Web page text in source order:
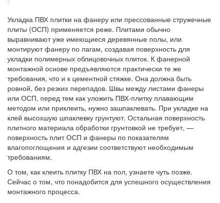
Укладка ПВХ плитки на фанеру или прессованные стружечные
плиты (ОСП) применяется реже. Плитами обычно
выравнивают уже имеющиеся деревянные полы, или
монтируют фанеру по лагам, создавая поверхность для
укладки полимерных облицовочных плиток. К фанерной
монтажной основе предъявляются практически те же
требования, что и к цементной стяжке. Она должна быть
ровной, без резких перепадов. Швы между листами фанеры
или ОСП, перед тем как уложить ПВХ-плитку плавающим
методом или приклеить, нужно зашпаклевать. При укладке на
клей высохшую шпаклевку грунтуют. Остальная поверхность
плитного материала обработки грунтовкой не требует, —
поверхность плит ОСП и фанеры по показателям
влагопоглощения и адгезии соответствуют необходимым
требованиям.
О том, как клеить плитку ПВХ на пол, узнаете чуть позже.
Сейчас о том, что понадобится для успешного осуществления
монтажного процесса.